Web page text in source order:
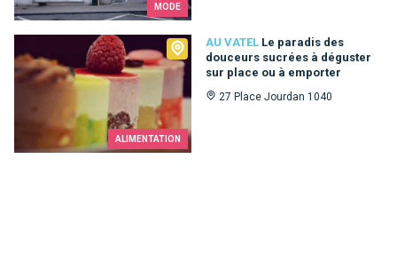
MODE
ALIMENTATION
AU VATEL Le paradis des
douceurs sucrées à déguster
sur place ou à emporter
27 Place Jourdan 1040